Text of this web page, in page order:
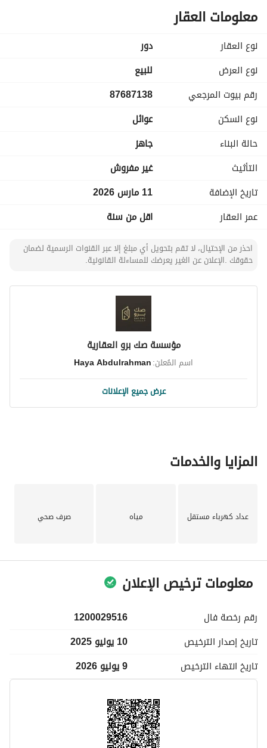
– مجلس
– مقلط
– صالة
– مطبخ
– 4 غرف نوم
– 4 دورات مياه
السعر: 950,000 ريال
-تصميم عصري مناسب.
الموقع: حي الشفاء – الرياض
للتواصل والاستفسار:
مكتب جواهر الجنوب – ثقتكم محل اهتمامنا
معلومات العقار
نوع العقار
دور
نوع العرض
للبيع
رقم بيوت المرجعي
87687138
نوع السكن
عوائل
حالة البناء
جاهز
التأثيث
غير مفروش
تاريخ الإضافة
11 مارس 2026
عمر العقار
اقل من سنة
احذر من الإحتيال، لا تقم بتحويل أي مبلغ إلا عبر القنوات الرسمية لضمان
حقوقك .الإعلان عن الغير يعرضك للمساءلة القانونية.
مؤسسة صك برو العقارية
اسم المُعلن:Haya Abdulrahman
عرض جميع الإعلانات
المزايا والخدمات
عداد كهرباء مستقل مياه صرف صحي
معلومات ترخيص الإعلان
رقم رخصة فال
1200029516
تاريخ إصدار الترخيص
10 يوليو 2025
تاريخ انتهاء الترخيص 9 يوليو 2026